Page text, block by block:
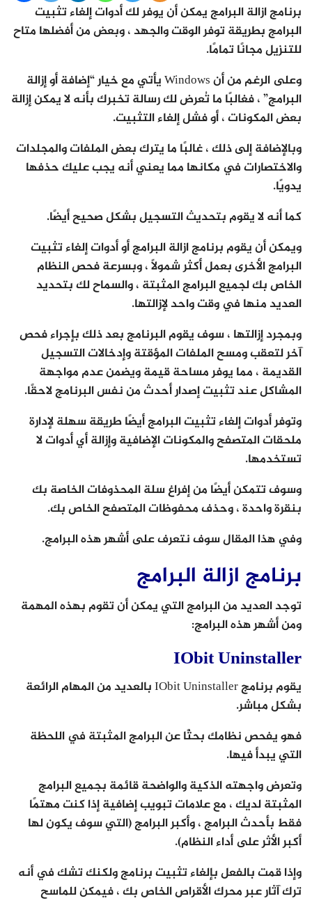
برنامج ازالة البرامج يمكن أن يوفر لك أدوات إلغاء تثبيت
البرامج بطريقة توفر الوقت والجهد ، وبعض من أفضلها متاح
للتنزيل مجانًا تمامًا.
وعلى الرغم من أن Windows يأتي مع خيار “إضافة أو إزالة
البرامج” ، فغالبًا ما تُعرض لك رسالة تخبرك بأنه لا يمكن إزالة
بعض المكونات ، أو فشل إلغاء التثبيت.
وبالإضافة إلى ذلك ، غالبًا ما يترك بعض الملفات والمجلدات
والاختصارات في مكانها مما يعني أنه يجب عليك حذفها
يدويًا.
كما أنه لا يقوم بتحديث التسجيل بشكل صحيح أيضًا.
ويمكن أن يقوم برنامج ازالة البرامج أو أدوات إلغاء تثبيت
البرامج الأخرى بعمل أكثر شمولاً ، وبسرعة فحص النظام
الخاص بك لجميع البرامج المثبتة ، والسماح لك بتحديد
العديد منها في وقت واحد لإزالتها.
وبمجرد إزالتها ، سوف يقوم البرنامج بعد ذلك بإجراء فحص
آخر لتعقب ومسح الملفات المؤقتة وإدخالات التسجيل
القديمة ، مما يوفر مساحة قيمة ويضمن عدم مواجهة
المشاكل عند تثبيت إصدار أحدث من نفس البرنامج لاحقًا.
وتوفر أدوات إلغاء تثبيت البرامج أيضًا طريقة سهلة لإدارة
ملحقات المتصفح والمكونات الإضافية وإزالة أي أدوات لا
تستخدمها.
وسوف تتمكن أيضًا من إفراغ سلة المحذوفات الخاصة بك
بنقرة واحدة ، وحذف محفوظات المتصفح الخاص بك.
وفي هذا المقال سوف نتعرف على أشهر هذه البرامج.
برنامج ازالة البرامج
توجد العديد من البرامج التي يمكن أن تقوم بهذه المهمة
ومن أشهر هذه البرامج:
IObit Uninstaller
يقوم برنامج IObit Uninstaller بالعديد من المهام الرائعة
بشكل مباشر.
فهو يفحص نظامك بحثًا عن البرامج المثبتة في اللحظة
التي يبدأ فيها.
وتعرض واجهته الذكية والواضحة قائمة بجميع البرامج
المثبتة لديك ، مع علامات تبويب إضافية إذا كنت مهتمًا
فقط بأحدث البرامج ، وأكبر البرامج (التي سوف يكون لها
أكبر الأثر على أداء النظام).
وإذا قمت بالفعل بإلغاء تثبيت برنامج ولكنك تشك في أنه
ترك آثار عبر محرك الأقراص الخاص بك ، فيمكن للماسح